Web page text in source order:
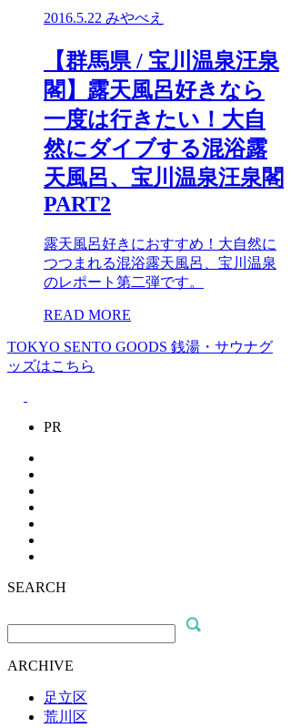
2016.5.22 みやべえ
【群馬県 / 宝川温泉汪泉
閣】露天風呂好きなら
一度は行きたい！大自
然にダイブする混浴露
天風呂、宝川温泉汪泉閣
PART2
露天風呂好きにおすすめ！大自然に
つつまれる混浴露天風呂、宝川温泉
のレポート第二弾です。
READ MORE
TOKYO SENTO GOODS 銭湯・サウナグ
ッズはこちら
PR
SEARCH
ARCHIVE
足立区
荒川区